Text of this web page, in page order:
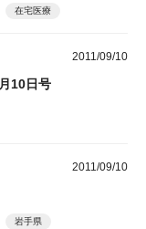
在宅医療
2011/09/10
10日号
2011/09/10
岩手県